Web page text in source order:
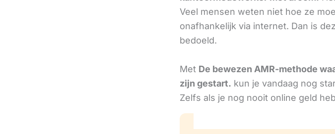
Veel mensen weten niet hoe ze
onafhankelijk via internet. Dan is
bedoeld.
Met De bewezen AMR-methode
zijn gestart. kun je vandaag nog
Zelfs als je nog nooit online geld